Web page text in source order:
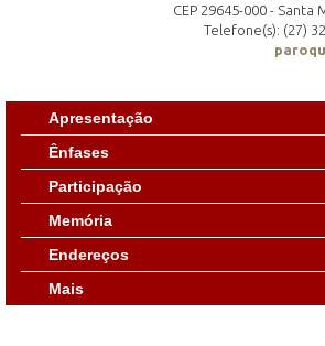
CEP 29645-000 - Santa
Telefone(s): (27)
Apresentação
Ênfases
Participação
Memória
Endereços
Mais